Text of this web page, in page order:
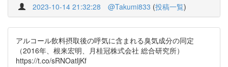
2023-10-14 21:32:28 @Takumi833 (投稿一覧)
アルコール飲料摂取後の呼気に含まれる臭気成分の同定
（2016年、根来宏明、月桂冠株式会社 総合研究所）
https://t.co/sRNOatljKf